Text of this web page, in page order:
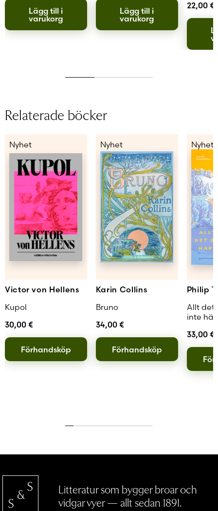
Lägg till i
varukorg
Lägg till i
varukorg
22,00 €
Relaterade böcker
Nyhet
Victor von Hellens
Kupol
30,00 €
Förhandsköp
Nyhet
Karin Collins
Bruno
34,00 €
Förhandsköp
Nyhet
Philip
Allt det
inte
33,00 €
Litteratur som bygger broar och
vidgar vyer — allt sedan 1891.